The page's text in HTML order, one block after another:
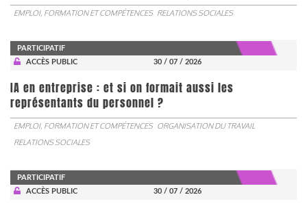
EMPLOI, FORMATION ET COMPÉTENCES RELATIONS SOCIALES
PARTICIPATIF
ACCÈS PUBLIC
30 / 07 / 2026
IA en entreprise : et si on formait aussi les
représentants du personnel ?
EMPLOI, FORMATION ET COMPÉTENCES ORGANISATION DU TRAVAIL
RELATIONS SOCIALES
PARTICIPATIF
ACCÈS PUBLIC
30 / 07 / 2026